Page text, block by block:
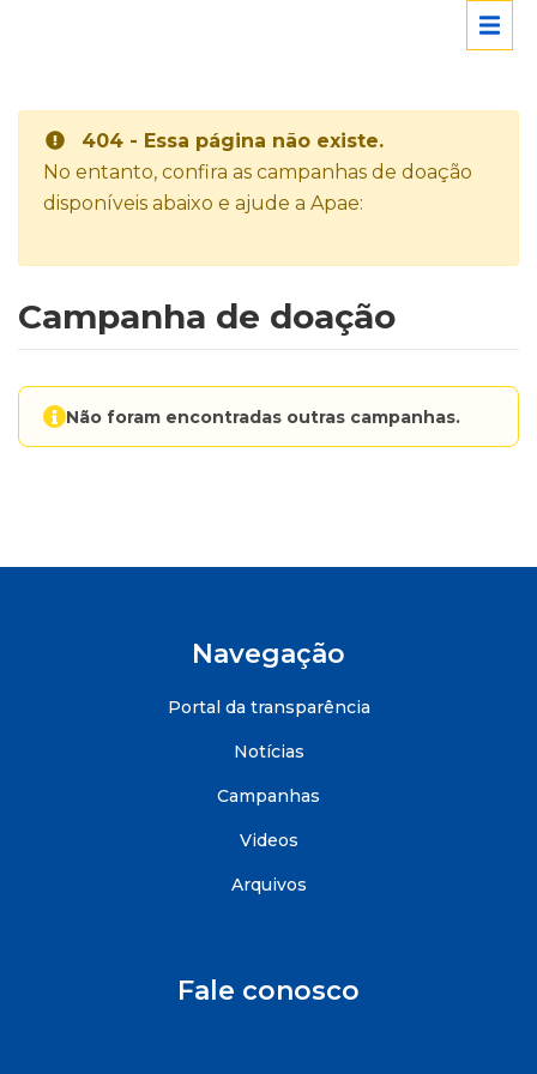
404 - Essa página não existe.
No entanto, confira as campanhas de doação
disponíveis abaixo e ajude a Apae:
Campanha de doação
Não foram encontradas outras campanhas.
Navegação
Portal da transparência
Notícias
Campanhas
Videos
Arquivos
Fale conosco